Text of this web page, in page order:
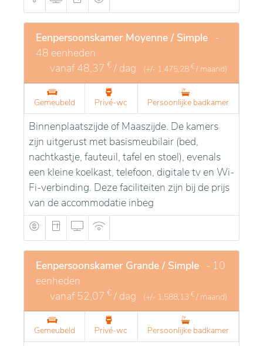
Eenpersoonskamer Moyenne / Simple -
48 eenheden
vanaf48,37 € / dag (+/- 1.475,28 € / maand)
Gemeubeld Privé-wc Persoonlijke badkamer
Binnenplaatszijde of Maaszijde. De kamers
zijn uitgerust met basismeubilair (bed,
nachtkastje, fauteuil, tafel en stoel), evenals
een kleine koelkast, telefoon, digitale tv en Wi-
Fi-verbinding. Deze faciliteiten zijn bij de prijs
van de accommodatie inbeg
Eenpersoonskamer Grande / Simple - 10
eenheden
vanaf 52,07 € / dag (+/- 1.588,13 € / maand)
Gemeubeld Privé-wc Persoonlijke badkamer